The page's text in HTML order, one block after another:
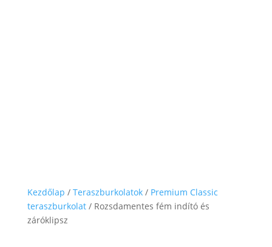
Kezdőlap / Teraszburkolatok/ Premium Classic
teraszburkolat/ Rozsdamentes fém indító és
záróklipsz